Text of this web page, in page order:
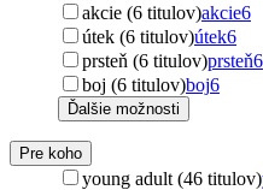
akcie (6 titulov)akcie6
útek (6 titulov)útek6
prsteň (6 titulov)prsteň6
boj (6 titulov)boj6
Ďalšie možnosti
Pre koho
young adult (46 titulov)